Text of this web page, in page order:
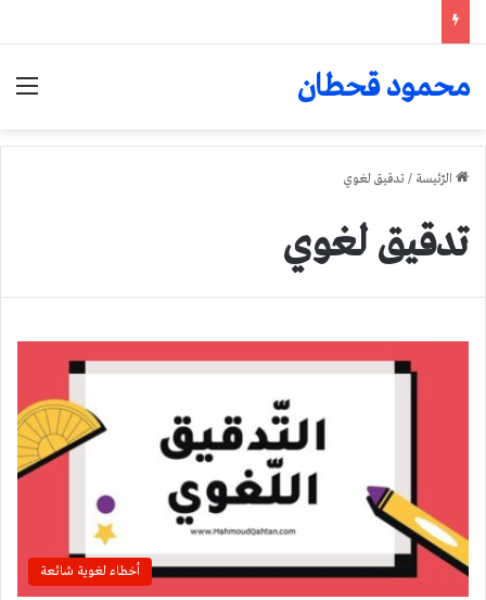
محمود قحطان
الرّئيسة /تدقيق لغوي
تدقيق لغوي
أخطاء لغوية شائعة